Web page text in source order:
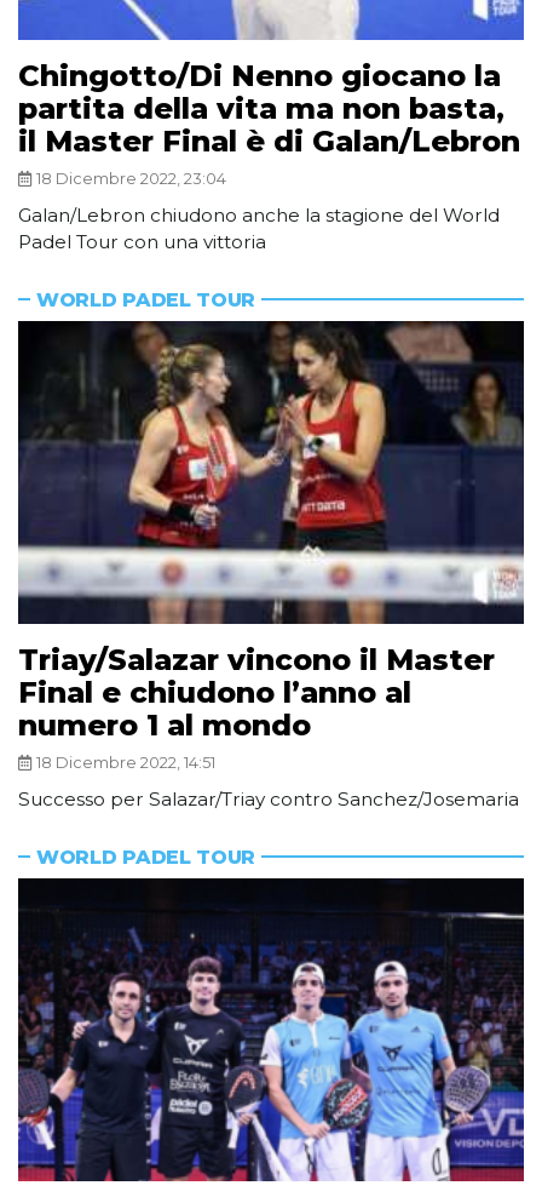
Chingotto/Di Nenno giocano la
partita della vita ma non basta,
il Master Final è di Galan/Lebron
18 Dicembre 2022, 23:04
Galan/Lebron chiudono anche la stagione del World
Padel Tour con una vittoria
WORLD PADEL TOUR
Triay/Salazar vincono il Master
Final e chiudono l’anno al
numero 1 al mondo
18 Dicembre 2022, 14:51
Successo per Salazar/Triay contro Sanchez/Josemaria
WORLD PADEL TOUR